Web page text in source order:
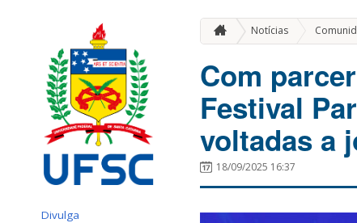
Divulga
Notícias
Com
Festival
voltadas a
18/09/2025 16:37